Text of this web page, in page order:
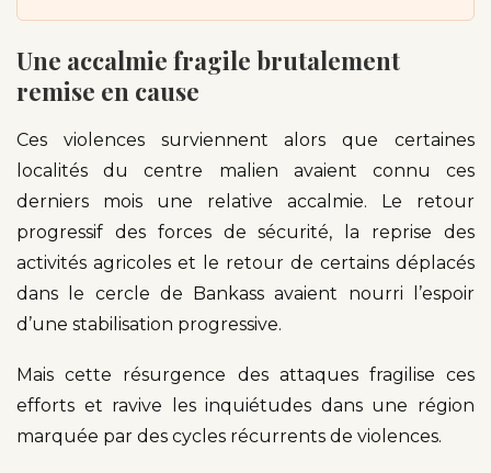
Une accalmie fragile brutalement
remise en cause
Ces violences surviennent alors que certaines
localités du centre malien avaient connu ces
derniers mois une relative accalmie. Le retour
progressif des forces de sécurité, la reprise des
activités agricoles et le retour de certains déplacés
dans le cercle de Bankass avaient nourri l’espoir
d’une stabilisation progressive.
Mais cette résurgence des attaques fragilise ces
efforts et ravive les inquiétudes dans une région
marquée par des cycles récurrents de violences.